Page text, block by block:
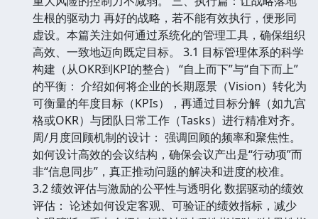
生根的驱动力 再好的战略，若不能有效执行，便形同
虚设。本篇关注如何通过系统化的管理工具，确保组织
高效、一致地迈向既定目标。 3.1 目标管理体系的科学
构建（从OKR到KPI的整合） “自上而下”与“自下而上”
的平衡： 介绍如何将企业的长期愿景（Vision）转化为
可衡量的年度目标（KPIs），再通过目标分解（如九宫
格或OKR）与团队日常工作（Tasks）进行精准对齐。
周/月度回顾机制的设计： 强调回顾的频率和聚焦性。
如何设计高效的会议结构，确保会议产出是“行动项”而
非“信息同步”，真正推动问题的解决和进度的校准。
3.2 绩效评估与激励的公平性与透明化 数据驱动的绩效
评估： 论述如何设定客观、可验证的绩效指标，减少